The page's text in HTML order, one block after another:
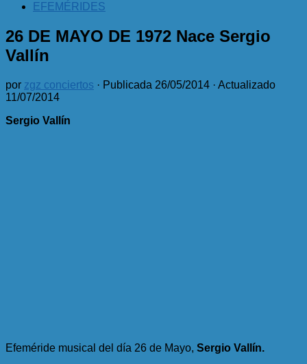
EFEMÉRIDES
26 DE MAYO DE 1972 Nace Sergio
Vallín
por zgz conciertos · Publicada 26/05/2014 · Actualizado
11/07/2014
Sergio Vallín
Efeméride musical del día 26 de Mayo, Sergio Vallín.